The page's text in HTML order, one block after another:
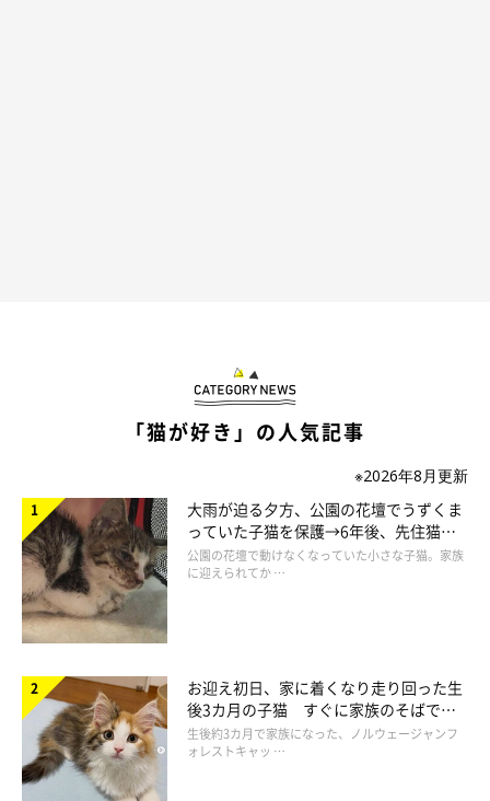
CHIHARU NIKAIDO WEB
「猫が好き」の人気記事
※2026年8月更新
大雨が迫る夕方、公園の花壇でうずくま
っていた子猫を保護→6年後、先住猫
と“姉妹”のような関係に
公園の花壇で動けなくなっていた小さな子猫。家族
に迎えられてか …
お迎え初日、家に着くなり走り回った生
後3カ月の子猫 すぐに家族のそばで落
ち着く姿に「迎えてよかった」
生後約3カ月で家族になった、ノルウェージャンフ
ォレストキャッ …